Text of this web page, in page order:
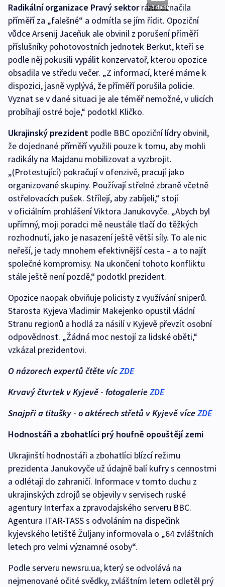
+ 3 další
Radikální organizace Pravý sektorráno označila
příměří za „falešné“ a odmítla se jím řídit. Opoziční
vůdce Arsenij Jaceňuk ale obvinil z porušení příměří
příslušníky pohotovostních jednotek Berkut, kteří se
podle něj pokusili vypálit konzervatoř, kterou opozice
obsadila ve středu večer. „Z informací, které máme k
dispozici, jasně vyplývá, že příměří porušila policie.
Vyznat se v dané situaci je ale téměř nemožné, v ulicích
probíhají ostré boje,“ podotkl Kličko.
Ukrajinský prezident podle BBC opoziční lídry obvinil,
že dojednané příměří využili pouze k tomu, aby mohli
radikály na Majdanu mobilizovat a vyzbrojit.
„(Protestující) pokračují v ofenzivě, pracují jako
organizované skupiny. Používají střelné zbraně včetně
ostřelovacích pušek. Střílejí, aby zabíjeli,“ stojí
v oficiálním prohlášení Viktora Janukovyče. „Abych byl
upřímný, moji poradci mě neustále tlačí do těžkých
rozhodnutí, jako je nasazení ještě větší síly. To ale nic
neřeší, je tady mnohem efektivnější cesta – a to najít
společné kompromisy. Na ukončení tohoto konfliktu
stále ještě není pozdě,“ podotkl prezident.
Opozice naopak obviňuje policisty z využívání sniperů.
Starosta Kyjeva Vladimir Makejenko opustil vládní
Stranu regionů a hodlá za násilí v Kyjevě převzít osobní
odpovědnost. „Žádná moc nestojí za lidské oběti,“
vzkázal prezidentovi.
O názorech expertů čtěte vícZDE
Krvavý čtvrtek v Kyjevě - fotogalerieZDE
Snajpři a titušky - o aktérech střetů v Kyjevě víceZDE
Hodnostáři a zbohatlíci prý houfně opouštějí zemi
Ukrajinští hodnostáři a zbohatlíci blízcí režimu
prezidenta Janukovyče už údajně balí kufry s cennostmi
a odlétají do zahraničí. Informace v tomto duchu z
ukrajinských zdrojů se objevily v servisech ruské
agentury Interfax a zpravodajského serveru BBC.
Agentura ITAR-TASS s odvoláním na dispečink
kyjevského letiště Žuljany informovala o „64 zvláštních
letech pro velmi významné osoby“.
Podle serveru newsru.ua, který se odvolává na
nejmenované očité svědky, zvláštním letem odletěl prý